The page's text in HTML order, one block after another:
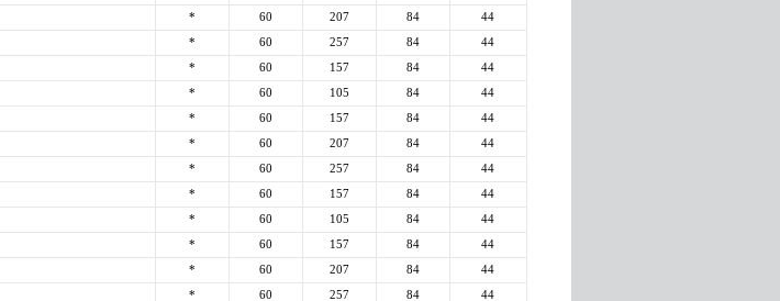
* 60 207 84 44
* 60 257 84 44
* 60 157 84 44
* 60 105 84 44
* 60 157 84 44
* 60 207 84 44
* 60 257 84 44
* 60 157 84 44
* 60 105 84 44
* 60 157 84 44
* 60 207 84 44
* 60 257 84 44